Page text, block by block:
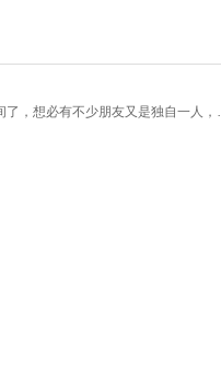
了，想必有不少朋友又是独自一人